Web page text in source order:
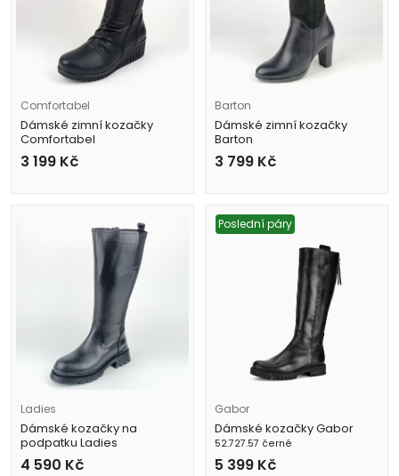
Comfortabel
Dámské zimní kozačky
Comfortabel
970024-01 černé
3 199 Kč
Barton
Dámské zimní kozačky
Barton
7825 černé
3 799 Kč
Ladies
Dámské kozačky na
podpatku Ladies
25100598 černé
4 590 Kč
Poslední páry
Gabor
Dámské kozačky Gabor
52.727.57 černé
5 399 Kč